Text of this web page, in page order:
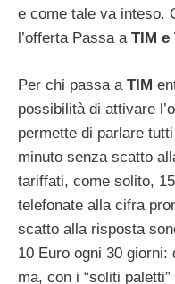
e come tale va inteso.
l’offerta Passa a TIM e
Per chi passa a TIM
possibilità di attivare
permette di parlare
minuto senza scatto
tariffati, come solito,
telefonate alla cifra
scatto alla risposta
10 Euro ogni 30 giorni:
ma, con i “soliti paletti”